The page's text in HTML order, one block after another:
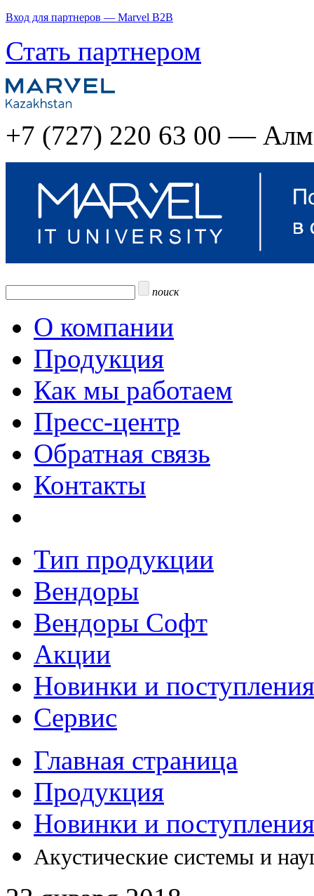
Вход для партнеров — Marvel B2B
Стать партнером
+7 (727) 220 63 00 —
поиск
О компании
Продукция
Как мы работаем
Пресс-центр
Обратная связь
Контакты
Тип продукции
Вендоры
Вендоры Софт
Акции
Новинки и поступления
Сервис
Главная страница
Продукция
Новинки и поступления
Акустические системы и